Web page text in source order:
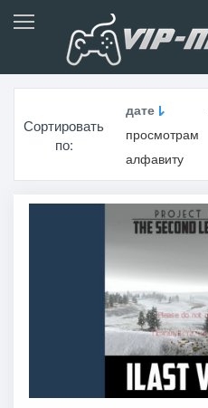
Сортировать
по:
дате
просмотрам
алфавиту